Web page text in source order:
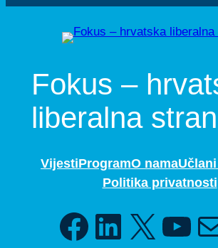
Fokus –
liberalna
VijestiProgramO nama
Politika privatnosti
FacebookLinkedIn
X